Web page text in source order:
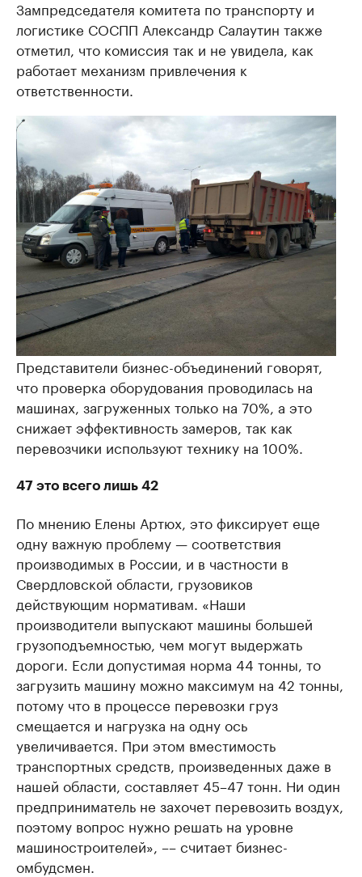
Зампредседателя комитета по транспорту и
логистике СОСПП Александр Салаутин также
отметил, что комиссия так и не увидела, как
работает механизм привлечения к
ответственности.
Представители бизнес-объединений говорят,
что проверка оборудования проводилась на
машинах, загруженных только на 70%, а это
снижает эффективность замеров, так как
перевозчики используют технику на 100%.
47 это всего лишь 42
По мнению Елены Артюх, это фиксирует еще
одну важную проблему — соответствия
производимых в России, и в частности в
Свердловской области, грузовиков
действующим нормативам. «Наши
производители выпускают машины большей
грузоподъемностью, чем могут выдержать
дороги. Если допустимая норма 44 тонны, то
загрузить машину можно максимум на 42 тонны,
потому что в процессе перевозки груз
смещается и нагрузка на одну ось
увеличивается. При этом вместимость
транспортных средств, произведенных даже в
нашей области, составляет 45–47 тонн. Ни один
предприниматель не захочет перевозить воздух,
поэтому вопрос нужно решать на уровне
машиностроителей», –– считает бизнес-
омбудсмен.